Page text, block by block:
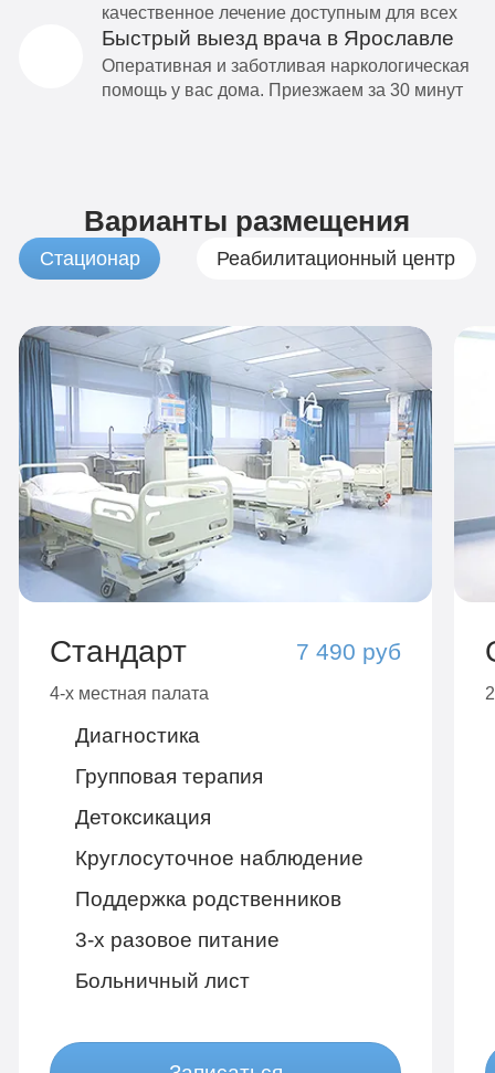
качественное лечение доступным для всех
Быстрый выезд врача в Ярославле
Оперативная и заботливая наркологическая
помощь у вас дома. Приезжаем за 30 минут
Варианты размещения
Стационар Реабилитационный центр
Стандарт 7 490 руб
4-х местная палата
Диагностика
Групповая терапия
Детоксикация
Круглосуточное наблюдение
Поддержка родственников
3-х разовое питание
Больничный лист